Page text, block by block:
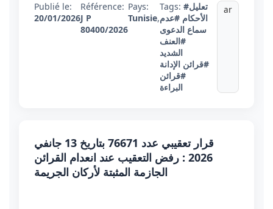
Publié le:
20/01/2026
Référence:
J P
80400/2026
Pays:
Tunisie,
Tags: #تعليل
الأحكام #عدم
سماع الدعوى
#العنف
الشديد
#قرائن الإدانة
#قرائن
البراءة
ar
قرار تعقيبي عدد 76671 بتاريخ 13 جانفي
2026 : رفض التعقيب عند انعدام القرائن
الجازمة المثبتة لأركان الجريمة